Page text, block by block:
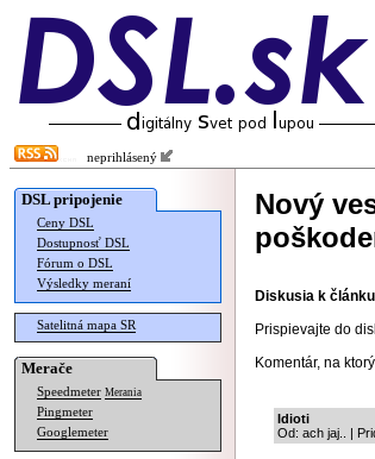
neprihlásený
DSL pripojenie
Ceny DSL
Dostupnosť DSL
Fórum o DSL
Výsledky meraní
Satelitná mapa SR
Merače
Speedmeter Merania
Pingmeter
Googlemeter
Nový
Diskusia k
Prispievajte do
Komentár, na
Idioti
Od: ach jaj.. |